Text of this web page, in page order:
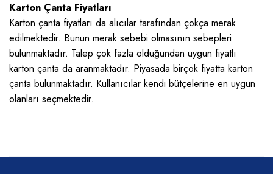
Karton Çanta Fiyatları
Karton çanta fiyatları da alıcılar tarafından çokça merak
edilmektedir. Bunun merak sebebi olmasının sebepleri
bulunmaktadır. Talep çok fazla olduğundan uygun fiyatlı
karton çanta da aranmaktadır. Piyasada birçok fiyatta karton
çanta bulunmaktadır. Kullanıcılar kendi bütçelerine en uygun
olanları seçmektedir.